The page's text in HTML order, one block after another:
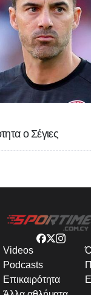
ο Σέγιες
Videos
Podcasts
Επικαιρότητα